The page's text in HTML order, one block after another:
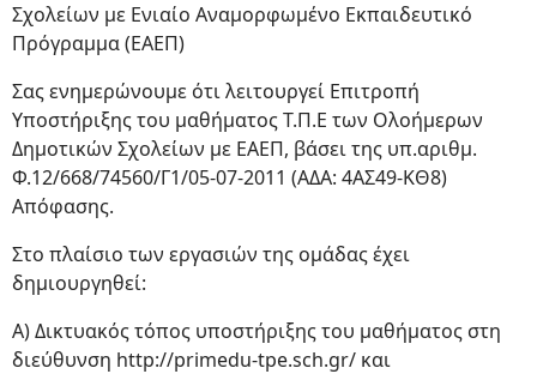
Σχολείων με Ενιαίο Αναμορφωμένο Εκπαιδευτικό
Πρόγραμμα (ΕΑΕΠ)
Σας ενημερώνουμε ότι λειτουργεί Επιτροπή
Υποστήριξης του μαθήματος Τ.Π.Ε των Ολοήμερων
Δημοτικών Σχολείων με ΕΑΕΠ, βάσει της υπ.αριθμ.
Φ.12/668/74560/Γ1/05-07-2011 (ΑΔΑ: 4ΑΣ49-ΚΘ8)
Απόφασης.
Στο πλαίσιο των εργασιών της ομάδας έχει
δημιουργηθεί:
Α) Δικτυακός τόπος υποστήριξης του μαθήματος στη
διεύθυνση http://primedu-tpe.sch.gr/ και